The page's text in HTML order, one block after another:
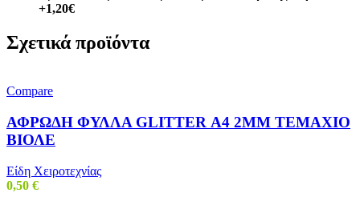
+1,20€
Σχετικά προϊόντα
Compare
ΑΦΡΩΔΗ ΦΥΛΛΑ GLITTER Α4 2MM ΤΕΜΑΧΙΟ
ΒΙΟΛΕ
Είδη Χειροτεχνίας
0,50 €